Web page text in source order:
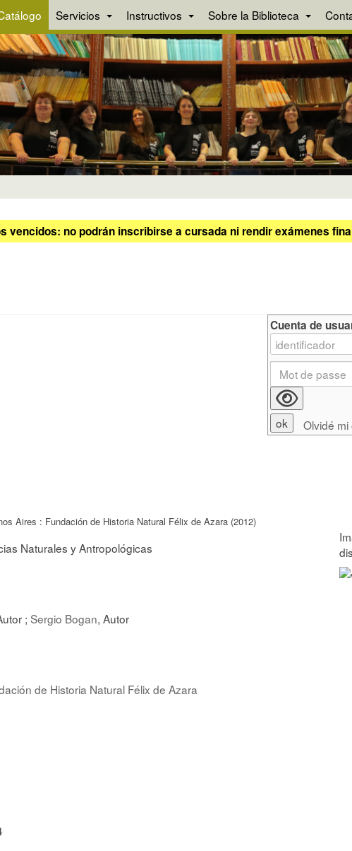
Servicios Instructivos Sobre la Biblioteca
vencidos: no podrán inscribirse a cursada ni rendir exámenes
Aires : Fundación de Historia Natural Félix de Azara (2012)
Naturales y Antropológicas
; Sergio Bogan, Autor
de Historia Natural Félix de Azara
Cuenta de
Olvidé